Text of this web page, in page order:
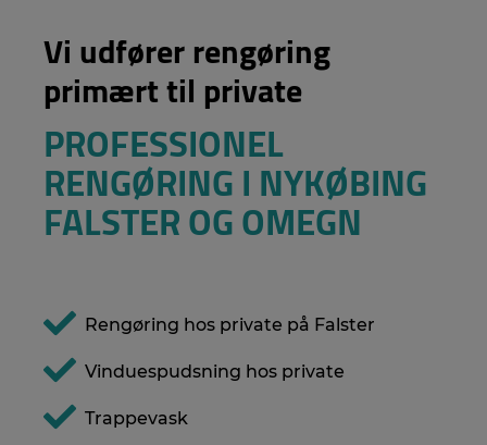
Vi udfører rengøring
primært til private
PROFESSIONEL
RENGØRING I NYKØBING
FALSTER OG OMEGN
Rengøring hos private på Falster
Vinduespudsning hos private
Trappevask